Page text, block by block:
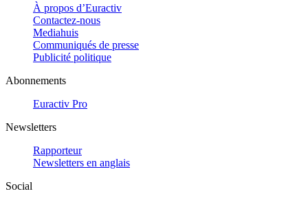
À propos d’Euractiv
Contactez-nous
Mediahuis
Communiqués de presse
Publicité politique
Abonnements
Euractiv Pro
Newsletters
Rapporteur
Newsletters en anglais
Social